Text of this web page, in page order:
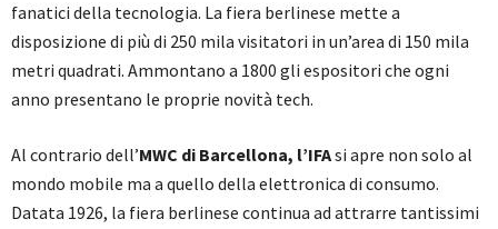
fanatici della tecnologia. La fiera berlinese mette a
disposizione di più di 250 mila visitatori in un’area di 150 mila
metri quadrati. Ammontano a 1800 gli espositori che ogni
anno presentano le proprie novità tech.
Al contrario dell’MWC di Barcellona, l’IFAsi apre non solo al
mondo mobile ma a quello della elettronica di consumo.
Datata 1926, la fiera berlinese continua ad attrarre tantissimi